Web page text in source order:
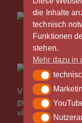
die Inhalte
technisch
Funktionen
stehen.
Mehr dazu in
technisch
Marketing /
YouTube
Vinylrausch
großzügige
vielen Dank!